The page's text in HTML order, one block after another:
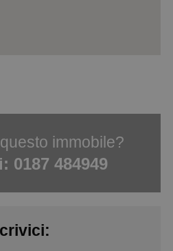
immobile?
0187 484949